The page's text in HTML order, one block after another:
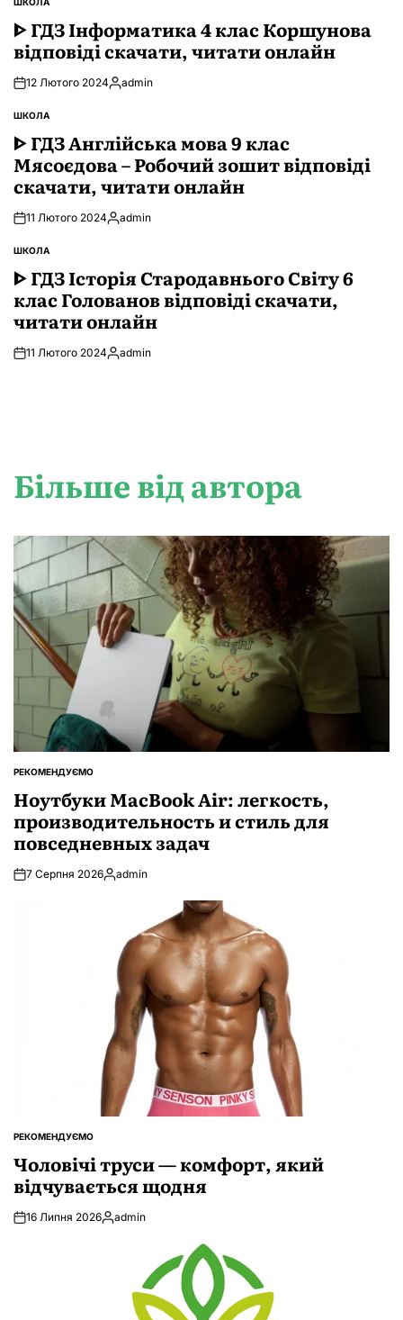
ОПУБЛІКУВАТИ
Уᐈ ГДЗ Інформатика 4 клас Коршунова
відповіді скачати, читати онлайн
12 Лютого 2024Опубліковано
admin
ОПУБЛІКУВАТИ
У
ШКОЛА
ᐈ ГДЗ Англійська мова 9 клас
Мясоєдова – Робочий зошит відповіді
скачати, читати онлайн
11 Лютого 2024Опубліковано
admin
ОПУБЛІКУВАТИ
У
ШКОЛА
ᐈ ГДЗ Історія Стародавнього Свiту 6
клас Голованов відповіді скачати,
читати онлайн
11 Лютого 2024Опубліковано
admin
Більше від автора
ОПУБЛІКУВАТИ
РЕКОМЕНДУЄМО
Ноутбуки MacBook Air: легкость,
производительность и стиль для
повседневных задач
7 Серпня 2026Опубліковано
admin
ОПУБЛІКУВАТИ
РЕКОМЕНДУЄМО
Чоловічі труси — комфорт, який
відчувається щодня
16 Липня 2026Опубліковано
admin